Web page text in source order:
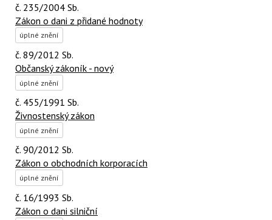
č. 235/2004 Sb.
Zákon o dani z přidané hodnoty
úplné znění
č. 89/2012 Sb.
Občanský zákoník - nový
úplné znění
č. 455/1991 Sb.
Živnostenský zákon
úplné znění
č. 90/2012 Sb.
Zákon o obchodních korporacích
úplné znění
č. 16/1993 Sb.
Zákon o dani silniční